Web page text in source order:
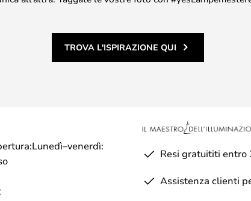
TROVA L'ISPIRAZIONE QUI
Resi gratuititi entro
Assistenza clienti